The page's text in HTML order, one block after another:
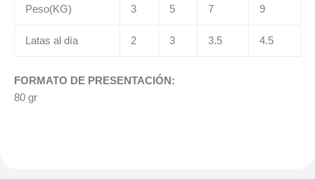
Peso(KG) 3 5 7 9
Latas al día 2 3 3.5 4.5
FORMATO DE PRESENTACIÓN:
80 gr